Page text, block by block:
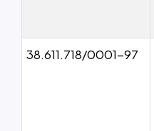
38.611.718/0001-97